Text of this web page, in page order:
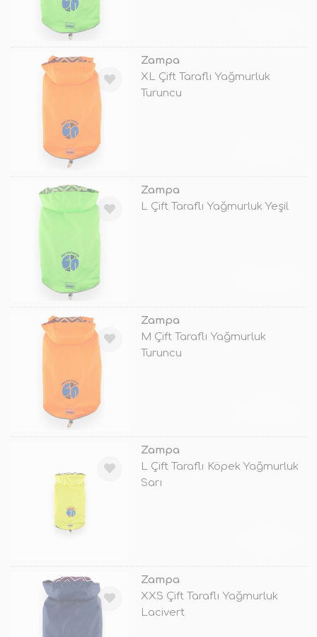
Zampa
XL Çift Taraflı Yağmurluk
Turuncu
Zampa
L Çift Taraflı Yağmurluk Yeşil
Zampa
M Çift Taraflı Yağmurluk
Turuncu
Zampa
L Çift Taraflı Köpek Yağmurluk
Sarı
Zampa
XXS Çift Taraflı Yağmurluk
Lacivert